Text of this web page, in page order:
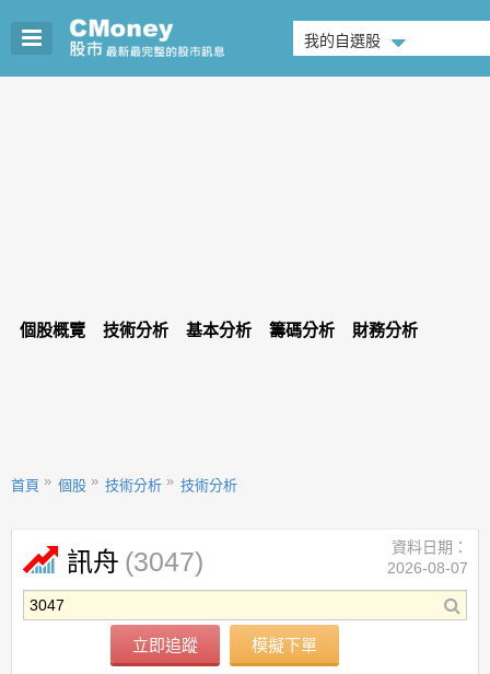
我的自選股
個股概覽 技術分析 基本分析 籌碼分析 財務分析
首頁 個股 技術分析 技術分析
訊舟 (3047)
立即追蹤 模擬下單
資料日期：
2026-08-07